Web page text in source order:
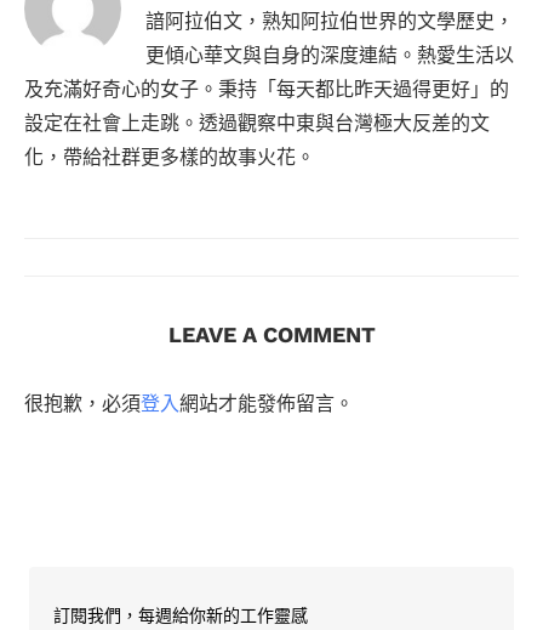
諳阿拉伯文，熟知阿拉伯世界的文學歷史，
更傾心華文與自身的深度連結。熱愛生活以
及充滿好奇心的女子。秉持「每天都比昨天過得更好」的
設定在社會上走跳。透過觀察中東與台灣極大反差的文
化，帶給社群更多樣的故事火花。
LEAVE A COMMENT
很抱歉，必須登入網站才能發佈留言。
訂閱我們，每週給你新的工作靈感